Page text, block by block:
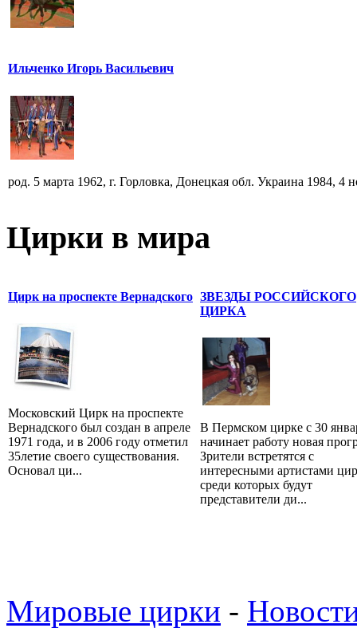
Ильченко Игорь Васильевич
род. 5 марта 1962, г. Горловка, Донецкая обл. Украина 1984, 4
Цирки в мира
Цирк на проспекте Вернадского
Московский Цирк на проспекте
Вернадского был создан в апреле
1971 года, и в 2006 году отметил
35летие своего существования.
Основал ци...
ЗВЕЗДЫ РОССИЙСКОГО
ЦИРКА
В Пермском цирке с 30
начинает работу новая
Зрители встретятся с
интересными артистами
среди которых будут
представители ди...
Мировые цирки -